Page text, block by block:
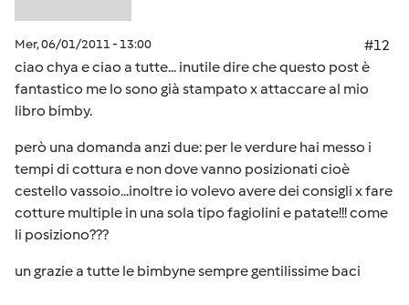
Mer, 06/01/2011 - 13:00
#12
ciao chya e ciao a tutte... inutile dire che questo post è
fantastico me lo sono già stampato x attaccare al mio
libro bimby.
però una domanda anzi due: per le verdure hai messo i
tempi di cottura e non dove vanno posizionati cioè
cestello vassoio...inoltre io volevo avere dei consigli x fare
cotture multiple in una sola tipo fagiolini e patate!!! come
li posiziono???
un grazie a tutte le bimbyne sempre gentilissime baci